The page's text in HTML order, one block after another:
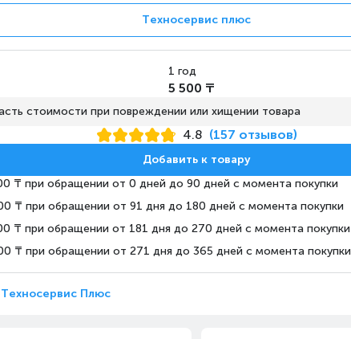
10:00-23:00 Завтра
10:00-23:00 Завтра
Техносервис плюс
1 год
5 500 ₸
стоимости при повреждении или хищении товара
4.8 (157 отзывов)
Добавить к товару
₸ при обращении от 0 дней до 90 дней с момента покупки
₸ при обращении от 91 дня до 180 дней с момента покупки
₸ при обращении от 181 дня до 270 дней с момента покупки
₸ при обращении от 271 дня до 365 дней с момента покупки
Плюс